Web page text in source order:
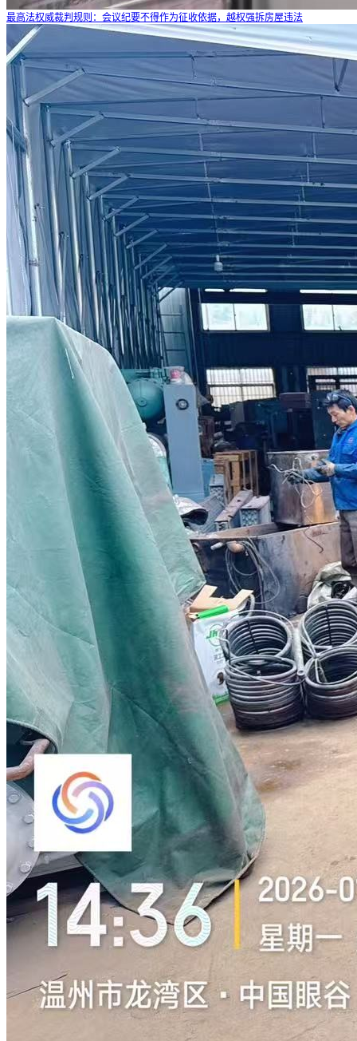
最高法权威裁判规则：会议纪要不得作为征收依据，越权强拆房屋违法